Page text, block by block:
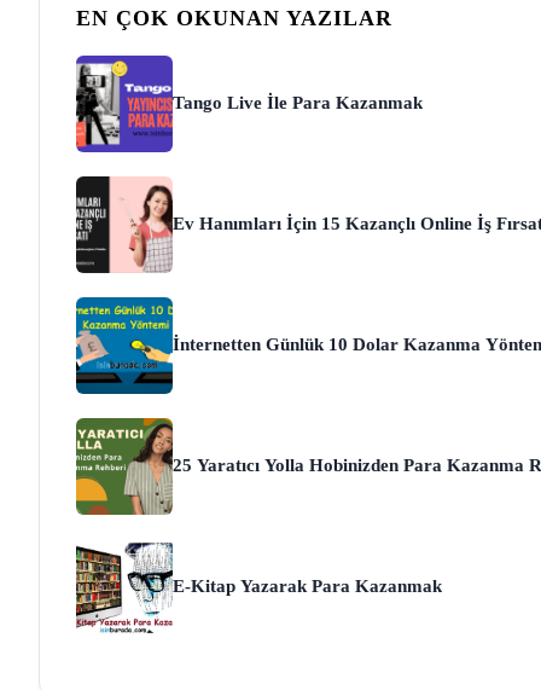
EN ÇOK OKUNAN YAZILAR
Tango Live İle Para Kazanmak
Ev Hanımları İçin 15 Kazançlı Online İş
İnternetten Günlük 10 Dolar Kazanma
25 Yaratıcı Yolla Hobinizden Para Kazanma
E-Kitap Yazarak Para Kazanmak